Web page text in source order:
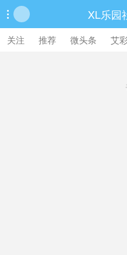
 XL乐园
关注 推荐 微头条 艾繁